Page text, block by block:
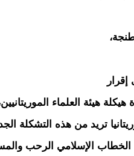
هيكلة هيئة العلماء
تريد من هذه التشكلة
الخطاب الإسلامي الرحب